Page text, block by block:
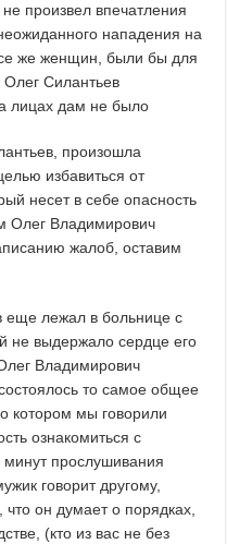
произвел впечатления
нападения на
же женщин, были бы для
Силантьев
лицах дам не было
произошла
избавиться от
несет в себе опасность
Олег Владимирович
жалоб, оставим
еще лежал в больнице с
не выдержало сердце его
Владимирович
то самое общее
котором мы говорили
ознакомиться с
прослушивания
говорит другому,
он думает о порядках,
(кто из вас не без